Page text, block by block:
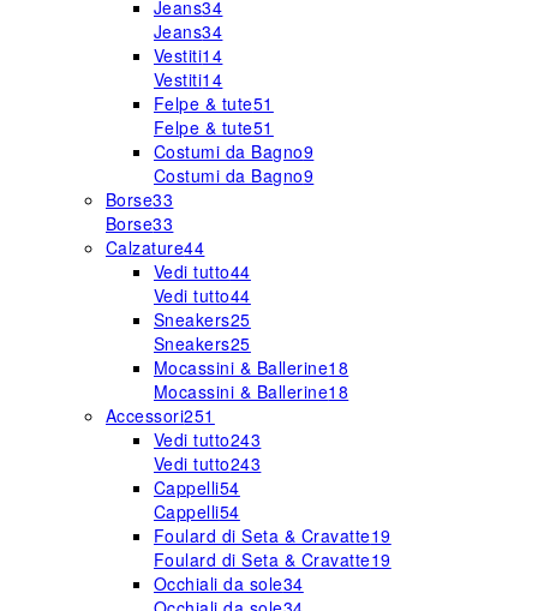
Jeans34
Jeans34
Vestiti14
Vestiti14
Felpe & tute51
Felpe & tute51
Costumi da Bagno9
Costumi da Bagno9
Borse33
Borse33
Calzature44
Vedi tutto44
Vedi tutto44
Sneakers25
Sneakers25
Mocassini & Ballerine18
Mocassini & Ballerine18
Accessori251
Vedi tutto243
Vedi tutto243
Cappelli54
Cappelli54
Foulard di Seta & Cravatte19
Foulard di Seta & Cravatte19
Occhiali da sole34